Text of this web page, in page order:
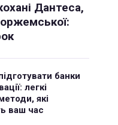
Дантеса,
банки
легкі
які
ваш час